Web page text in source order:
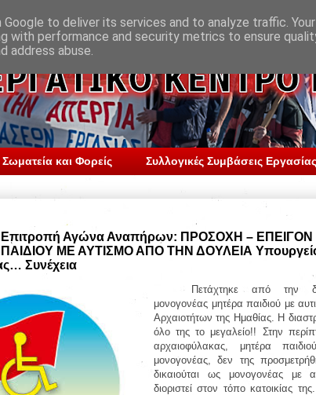
Σωματεία και Φορείς Συλλογικές Συμβάσεις Εργασίας
Επιτροπή Αγώνα Αναπήρων: ΠΡΟΣΟΧΗ –
ΜΕ ΑΥΤΙΣΜΟ ΑΠΟ ΤΗΝ ΔΟΥΛΕΙΑ Υπουργείο
Συνέχεια
Πετάχτηκε από την
μονογονέας μητέρα παιδιού με
Αρχαιοτήτων της Ημαθίας. Η
όλο της το μεγαλείο!! Στην
αρχαιοφύλακας, μητέρα
μονογονέας, δεν της
δικαιούται ως μονογονέας με
διοριστεί στον τόπο κατοικίας
to deliver its services and to analyze traffic.
with performance and security metrics to ensure
address abuse.